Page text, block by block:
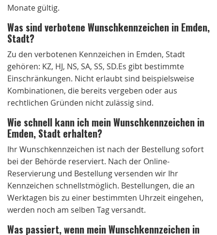
Monate gültig.
Was sind verbotene Wunschkennzeichen in Emden,
Stadt?
Zu den verbotenen Kennzeichen in Emden, Stadt
gehören: KZ, HJ, NS, SA, SS, SD.Es gibt bestimmte
Einschränkungen. Nicht erlaubt sind beispielsweise
Kombinationen, die bereits vergeben oder aus
rechtlichen Gründen nicht zulässig sind.
Wie schnell kann ich mein Wunschkennzeichen in
Emden, Stadt erhalten?
Ihr Wunschkennzeichen ist nach der Bestellung sofort
bei der Behörde reserviert. Nach der Online-
Reservierung und Bestellung versenden wir Ihr
Kennzeichen schnellstmöglich. Bestellungen, die an
Werktagen bis zu einer bestimmten Uhrzeit eingehen,
werden noch am selben Tag versandt.
Was passiert, wenn mein Wunschkennzeichen in